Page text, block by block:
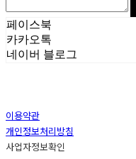
페이스북
카카오톡
네이버 블로그
이용약관
개인정보처리방침
사업자정보확인